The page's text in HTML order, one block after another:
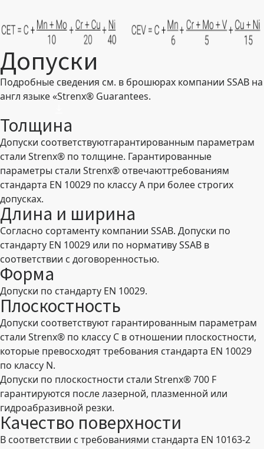
Допуски
Подробные сведения см. в брошюрах компании SSAB на
англ языке «Strenx® Guarantees.
Толщина
Допуски соответствуютгарантированным параметрам
стали Strenx® по толщине. Гарантированные
параметры стали Strenx® отвечаюттребованиям
стандарта EN 10029 по классу A при более строгих
допусках.
Длина и ширина
Согласно сортаменту компании SSAB. Допуски по
стандарту EN 10029 или по нормативу SSAB в
соответствии с договоренностью.
Форма
Допуски по стандарту EN 10029.
Плоскостность
Допуски соответствуют гарантированным параметрам
стали Strenx® по классу С в отношении плоскостности,
которые превосходят требования стандарта EN 10029
по классу N.
Допуски по плоскостности стали Strenx® 700 F
гарантируются после лазерной, плазменной или
гидроабразивной резки.
Качество поверхности
В соответствии с требованиями стандарта EN 10163-2